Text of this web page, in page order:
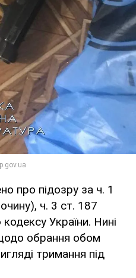
про підозру за ч. 1
ч. 3 ст. 187
України. Нині
обрання обом
тримання під